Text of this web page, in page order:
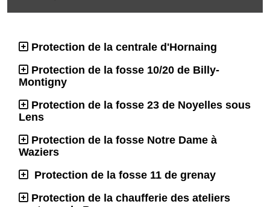
Protection de la centrale d'Hornaing
Protection de la fosse 10/20 de Billy-
Montigny
Protection de la fosse 23 de Noyelles sous
Lens
Protection de la fosse Notre Dame à
Waziers
Protection de la fosse 11 de grenay
Protection de la chaufferie des ateliers